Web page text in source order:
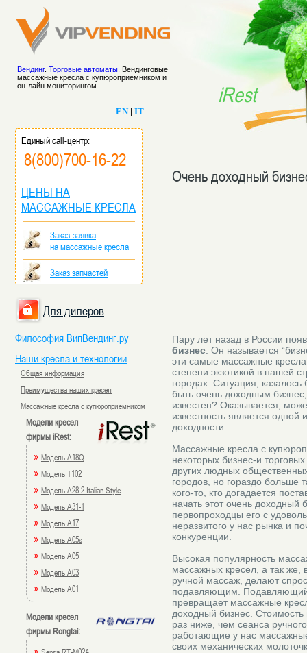
EN| IT
Вендинг. Торговые автоматы . Вендинговые
массажные кресла с купюроприемником и
он-лайн мониторингом.
iRest
Единый call-центр:
8(800)700-16-22
ЦЕНЫ НА
МАССАЖНЫЕ КРЕСЛА
Заказ-заявка
на массажные кресла
Заказ запчастей
Для дилеров
Философия ВипВендинг.ру
Наши кресла и технологии
Общая информация
Преимущества наших кресел
Массажные кресла с купюроприемником
Модели кресел
фирмы iRest:
» Модель A18Q
» Модель T102
» Модель A28-2 Italian Style
» Модель A31-1
» Модель A17
» Модель A05s
» Модель A05
» Модель A03
» Модель A01
Модели кресел
фирмы Rongtai:
Очень доходный
Пару лет назад в России
бизнес . Он называется
эти самые массажные
степени экзотикой в нашей
городах. Ситуация,
быть очень доходным
известен? Оказывается,
известность является
доходности.
Массажные кресла с
некоторых бизнес-и
других людных
городов, но гораздо больше
кого-то, кто догадается
начать этот очень доходный
первопроходцы его с
неразвитого у нас рынка и
конкуренции.
Высокая популярность
массажных кресел, а так
ручной массаж, делают
подавляющим.
превращает массажные
доходный бизнес. Стоимость
раз ниже, чем сеанса
работающие у нас
своих механических